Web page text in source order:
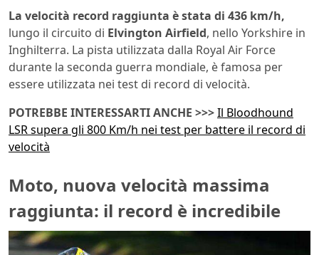
La velocità record raggiunta è stata di 436 km/h,
lungo il circuito di Elvington Airfield, nello Yorkshire in
Inghilterra. La pista utilizzata dalla Royal Air Force
durante la seconda guerra mondiale, è famosa per
essere utilizzata nei test di record di velocità.
POTREBBE INTERESSARTI ANCHE >>>Il Bloodhound
LSR supera gli 800 Km/h nei test per battere il record di
velocità
Moto, nuova velocità massima
raggiunta: il record è incredibile